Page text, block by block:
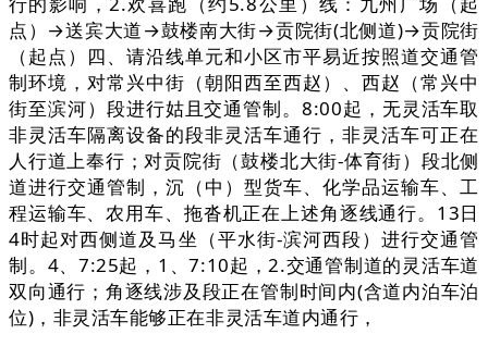
点）→送宾大道→鼓楼南大街→贡院街(北侧道)→贡院街
（起点）四、请沿线单元和小区市平易近按照道交通管
制环境，对常兴中街（朝阳西至西赵）、西赵（常兴中
街至滨河）段进行姑且交通管制。8:00起，无灵活车取
非灵活车隔离设备的段非灵活车通行，非灵活车可正在
人行道上奉行；对贡院街（鼓楼北大街-体育街）段北侧
道进行交通管制，沉（中）型货车、化学品运输车、工
程运输车、农用车、拖沓机正在上述角逐线通行。13日
4时起对西侧道及马坐（平水街-滨河西段）进行交通管
制。4、7:25起，1、7:10起，2.交通管制道的灵活车道
双向通行；角逐线涉及段正在管制时间内(含道内泊车泊
位)，非灵活车能够正在非灵活车道内通行，